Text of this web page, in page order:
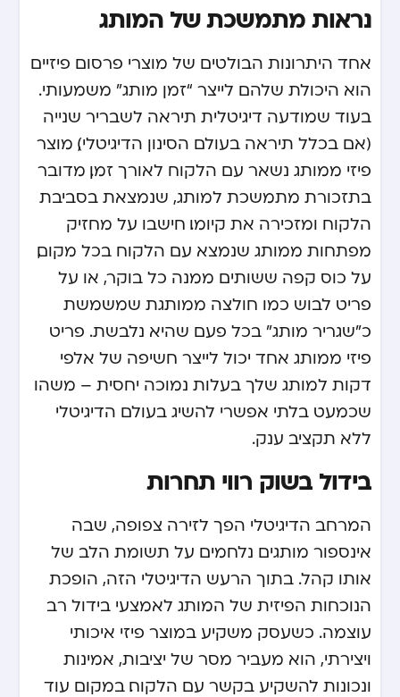
נראות מתמשכת של המותג
אחד היתרונות הבולטים של מוצרי פרסום פיזיים
הוא היכולת שלהם לייצר “זמן מותג” משמעותי.
בעוד שמודעה דיגיטלית תיראה לשבריר שנייה
(אם בכלל תיראה בעולם הסינון הדיגיטלי), מוצר
פיזי ממותג נשאר עם הלקוח לאורך זמן. מדובר
בתזכורת מתמשכת למותג, שנמצאת בסביבת
הלקוח ומזכירה את קיומו. חישבו על מחזיק
מפתחות ממותג שנמצא עם הלקוח בכל מקום,
על כוס קפה ששותים ממנה כל בוקר, או על
פריט לבוש כמו חולצה ממותגת שמשמשת
כ”שגריר מותג” בכל פעם שהיא נלבשת. פריט
פיזי ממותג אחד יכול לייצר חשיפה של אלפי
דקות למותג שלך בעלות נמוכה יחסית – משהו
שכמעט בלתי אפשרי להשיג בעולם הדיגיטלי
ללא תקציב ענק.
בידול בשוק רווי תחרות
המרחב הדיגיטלי הפך לזירה צפופה, שבה
אינספור מותגים נלחמים על תשומת הלב של
אותו קהל. בתוך הרעש הדיגיטלי הזה, הופכת
הנוכחות הפיזית של המותג לאמצעי בידול רב
עוצמה. כשעסק משקיע במוצר פיזי איכותי
ויצירתי, הוא מעביר מסר של יציבות, אמינות
ונכונות להשקיע בקשר עם הלקוח. במקום עוד